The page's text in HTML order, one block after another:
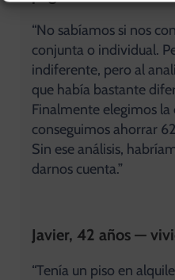
“No sabíamos si nos
conjunta o individual.
indiferente, pero al
que había bastante
Finalmente elegimos
conseguimos ahorrar
Sin ese análisis,
darnos cuenta.”
Javier, 42 años —
“Tenía un piso en